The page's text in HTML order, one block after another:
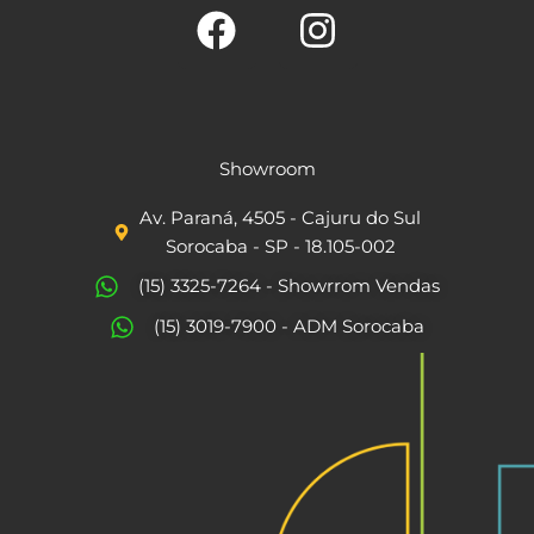
c
e
b
o
o
t
a
g
r
Showroom
Av. Paraná, 4505 - Cajuru do Sul
Sorocaba - SP - 18.105-002
(15) 3325-7264 - Showrrom Vendas
(15) 3019-7900 - ADM Sorocaba